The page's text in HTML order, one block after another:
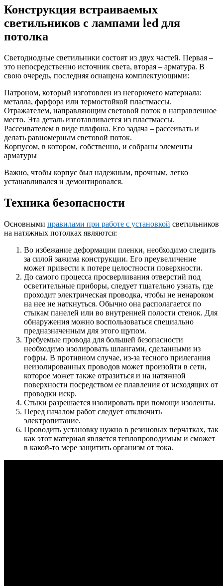
Конструкция встраиваемых
светильников с лампами led для
потолка
Светодиодные светильники состоят из двух частей. Первая –
это непосредственно источник света, вторая – арматура. В
свою очередь, последняя оснащена комплектующими:
Патроном, который изготовлен из негорючего материала:
металла, фарфора или термостойкой пластмассы.
Отражателем, направляющим световой поток в направленное
место. Эта деталь изготавливается из пластмассы.
Рассеивателем в виде плафона. Его задача – рассеивать и
делать равномерным световой поток.
Корпусом, в котором, собственно, и собраны элементы
арматуры
Важно, чтобы корпус был надежным, прочным, легко
устанавливался и демонтировался.
Техника безопасности
Основными правилами при работе с установкой светильников
на натяжных потолках являются:
Во избежание деформации пленки, необходимо следить
за силой зажима конструкции. Его преувеличение
может привести к потере целостности поверхности.
До самого процесса просверливания отверстий под
осветительные приборы, следует тщательно узнать, где
проходит электрическая проводка, чтобы не ненароком
на нее не наткнуться. Обычно она располагается по
стыкам панелей или во внутренней полости стенок. Для
обнаружения можно воспользоваться специально
предназначенным для этого щупом.
Требуемые провода для большей безопасности
необходимо изолировать шлангами, сделанными из
гофры. В противном случае, из-за тесного прилегания
неизолированных проводов может произойти в сети,
которое может также отразиться и на натяжной
поверхности посредством ее плавления от исходящих от
проводки искр.
Стыки разрешается изолировать при помощи изоленты.
Перед началом работ следует отключить
электропитание.
Проводить установку нужно в резиновых перчатках, так
как этот материал является теплопроводимым и сможет
в какой-то мере защитить организм от тока.